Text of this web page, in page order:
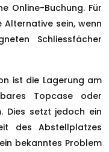
Online-Buchung. Für
Alternative sein, wenn
Schliessfächer
ist die Lagerung am
Topcase oder
Dies setzt jedoch ein
des Abstellplatzes
bekanntes Problem